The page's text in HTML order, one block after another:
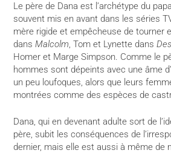
Le père de Dana est l’archétype du
souvent mis en avant dans les séries
mère rigide et empêcheuse de tourner
dansMalcolm, Tom et Lynette dans
Homer et Marge Simpson. Comme le
hommes sont dépeints avec une âme
un peu loufoques, alors que leurs
montrées comme des espèces de
Dana, qui en devenant adulte sort de
père, subit les conséquences de
dernier, mais elle est aussi à même de